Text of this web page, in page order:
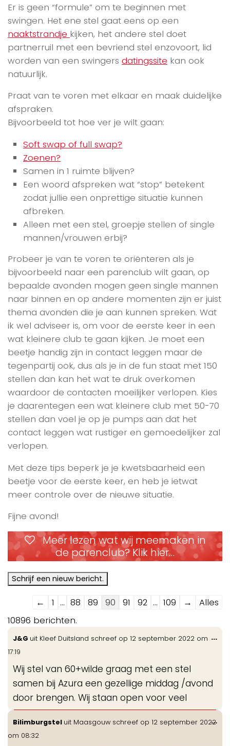
Er is geen “formule” om te beginnen met
swingen. Het ene stel gaat eens op een
naaktstrandje kijken, het andere stel doet
partnerruil met een bevriend stel enzovoort, lid
worden van een swingers datingssite kan ook
natuurlijk.
Praat van te voren met elkaar en maak duidelijke
afspraken.
Bijvoorbeeld tot hoe ver je wilt gaan:
Soft swap of full swap?
Zoenen?
Samen in 1 ruimte blijven?
Een woord afspreken wat “stop” betekent
zodat jullie een onprettige situatie kunnen
afbreken.
Alleen met een stel, groepje stellen of single
mannen/vrouwen erbij?
Probeer je van te voren te oriënteren als je
bijvoorbeeld naar een parenclub wilt gaan, op
bepaalde avonden mogen geen single mannen
naar binnen en op andere momenten zijn er juist
thema avonden die je aan kunnen spreken. Wat
ik wel adviseer is, om voor de eerste keer in een
wat kleinere club te gaan kijken. Je moet een
beetje handig zijn in contact leggen maar de
tegenpartij ook, dus als je in de fun staat met 150
stellen dan kan het wat te druk overkomen
waardoor de contacten moeilijker verlopen. Kies
je daarentegen een wat kleinere club met 50-70
stellen dan voel je op je pumps aan dat het
contact leggen wat rustiger en gemoedelijker zal
verlopen.
Met deze tips beperk je je kwetsbaarheid een
beetje voor de eerste keer, en heb je ietwat
meer controle over de nieuwe situatie.
Fijne avond!
Meer lezen wat wij meemaken in
de parenclub? Klik hier…
Navigatie
door
de
gastenboek-
← 1 ... 88 89 90 91 92 ... 109 →
Alles
10896 berichten.
J&G uit Kleef Duitsland schreef op 12 september 2022 om
17:19
Wij stel van 60+wilde graag met een stel
samen bij Azura een gezellige middag /avond
door brengen. Wij staan open voor veel
...
Bilimburgstel uit Maasgouw schreef op 12 september 2022
om 08:32
...